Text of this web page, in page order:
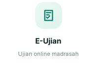
E-Ujian
Ujian online madrasah